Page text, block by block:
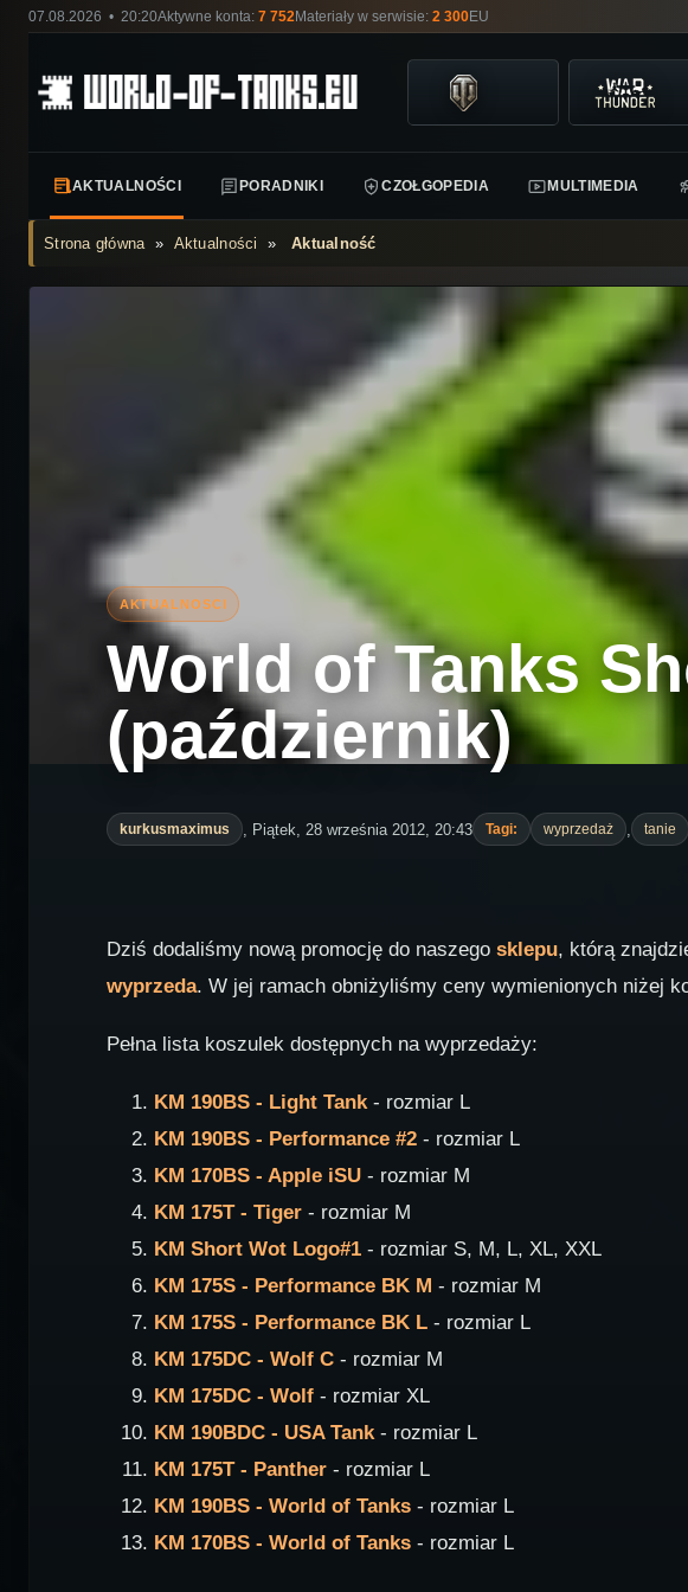
07.08.2026 • 20:20Aktywne konta: 7 752Materiały w serwisie: 2 300EU
AKTUALNOŚCI PORADNIKI CZOŁGOPEDIA MULTIMEDIA
Strona główna» Aktualności »Aktualność
World of Tanks
(październik)
kurkusmaximus , Piątek, 28 września 2012, 20:43 Tagi: wyprzedaż , tanie
Dziś dodaliśmy nową promocję do naszego sklepu, którą
wyprzeda. W jej ramach obniżyliśmy ceny wymienionych niżej
Pełna lista koszulek dostępnych na wyprzedaży:
KM 190BS - Light Tank- rozmiar L
KM 190BS - Performance #2- rozmiar L
KM 170BS - Apple iSU- rozmiar M
KM 175T - Tiger- rozmiar M
KM Short Wot Logo#1- rozmiar S, M, L, XL, XXL
KM 175S - Performance BK M - rozmiar M
KM 175S - Performance BK L- rozmiar L
KM 175DC - Wolf C- rozmiar M
KM 175DC - Wolf- rozmiar XL
KM 190BDC - USA Tank- rozmiar L
KM 175T - Panther- rozmiar L
KM 190BS - World of Tanks- rozmiar L
KM 170BS - World of Tanks- rozmiar L